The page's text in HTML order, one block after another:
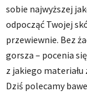
sobie najwyższej
odpocząć Twojej
przewiewnie. Bez
gorsza – pocenia
z jakiego materiału
Dziś polecamy